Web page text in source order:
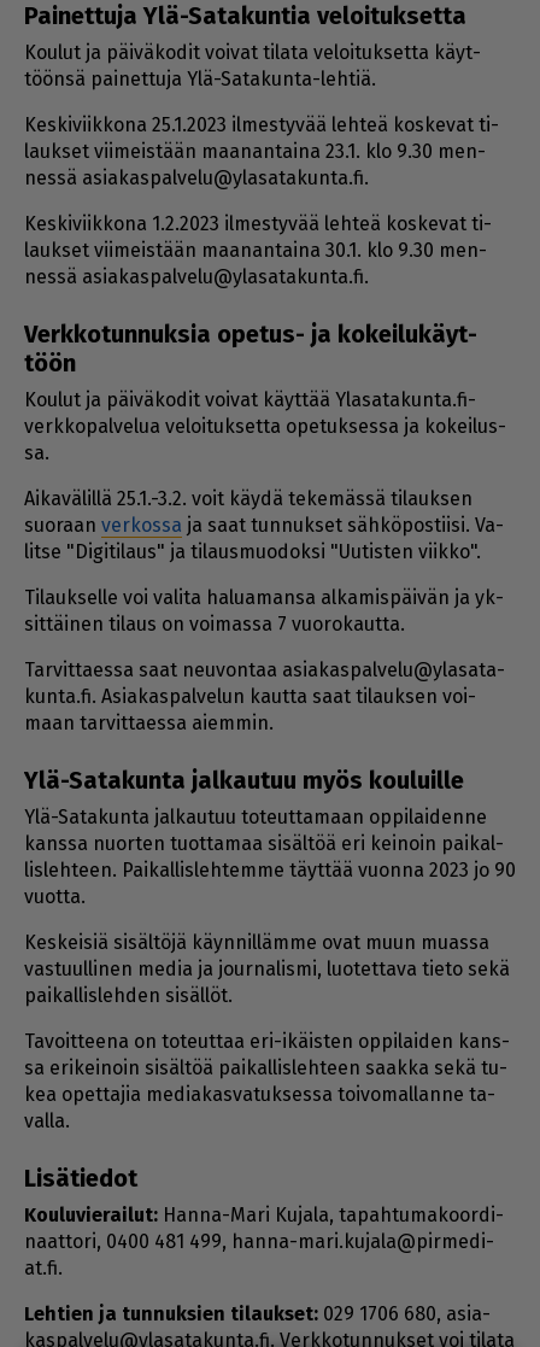
Pai­net­tuja Ylä-Sata­kun­tia veloi­tuk­setta
Kou­lut ja päi­vä­ko­dit voi­vat ti­la­ta ve­loi­tuk­set­ta käyt­
töön­sä pai­net­tu­ja Ylä-Sa­ta­kun­ta-leh­tiä.
Kes­ki­viik­ko­na 25.1.2023 il­mes­ty­vää leh­teä kos­ke­vat ti­
lauk­set vii­meis­tään maa­nan­tai­na 23.1. klo 9.30 men­
nes­sä asi­a­kas­pal­ve­lu@yla­sa­ta­kun­ta.fi.
Kes­ki­viik­ko­na 1.2.2023 il­mes­ty­vää leh­teä kos­ke­vat ti­
lauk­set vii­meis­tään maa­nan­tai­na 30.1. klo 9.30 men­
nes­sä asi­a­kas­pal­ve­lu@yla­sa­ta­kun­ta.fi.
Verk­ko­tun­nuk­sia opetus- ja kokei­lu­käyt­
töön
Kou­lut ja päi­vä­ko­dit voi­vat käyt­tää Yla­sa­ta­kun­ta.fi-
verk­ko­pal­ve­lua ve­loi­tuk­set­ta ope­tuk­ses­sa ja ko­kei­lus­
sa.
Ai­ka­vä­lil­lä 25.1.-3.2. voit käy­dä te­ke­mäs­sä ti­lauk­sen
suo­raan ver­kos­sa ja saat tun­nuk­set säh­kö­pos­tii­si. Va­
lit­se "Di­gi­ti­laus" ja ti­laus­muo­dok­si "Uu­tis­ten viik­ko".
Ti­lauk­sel­le voi va­li­ta ha­lu­a­man­sa al­ka­mis­päi­vän ja yk­
sit­täi­nen ti­laus on voi­mas­sa 7 vuo­ro­kaut­ta.
Tar­vit­ta­es­sa saat neu­von­taa asi­a­kas­pal­ve­lu@yla­sa­ta­
kun­ta.fi. Asi­a­kas­pal­ve­lun kaut­ta saat ti­lauk­sen voi­
maan tar­vit­ta­es­sa ai­em­min.
Ylä-Satakunta jalkautuu myös kouluille
Ylä-Sa­ta­kun­ta jal­kau­tuu to­teut­ta­maan op­pi­lai­den­ne
kans­sa nuor­ten tuot­ta­maa si­säl­töä eri kei­noin pai­kal­
lis­leh­teen. Pai­kal­lis­leh­tem­me täyt­tää vuon­na 2023 jo 90
vuot­ta.
Kes­kei­siä si­säl­tö­jä käyn­nil­läm­me ovat muun mu­as­sa
vas­tuul­li­nen me­dia ja jour­na­lis­mi, luo­tet­ta­va tie­to sekä
pai­kal­lis­leh­den si­säl­löt.
Ta­voit­tee­na on to­teut­taa eri-ikäis­ten op­pi­lai­den kans­
sa eri­kei­noin si­säl­töä pai­kal­lis­leh­teen saak­ka sekä tu­
kea opet­ta­jia me­di­a­kas­va­tuk­ses­sa toi­vo­mal­lan­ne ta­
val­la.
Lisä­tie­dot
Kou­lu­vie­rai­lut: Han­na-Mari Ku­ja­la, ta­pah­tu­ma­koor­di­
naat­to­ri, 0400 481 499, han­na-mari.ku­ja­la@pir­me­di­
at.fi.
Leh­tien ja tun­nuk­sien ti­lauk­set: 029 1706 680, asi­a­
kas­pal­ve­lu@yla­sa­ta­kun­ta.fi. Verk­ko­tun­nuk­set voi ti­la­ta